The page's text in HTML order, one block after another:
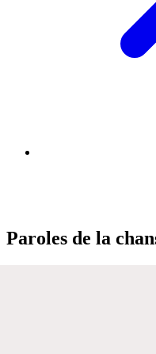
Paroles de la